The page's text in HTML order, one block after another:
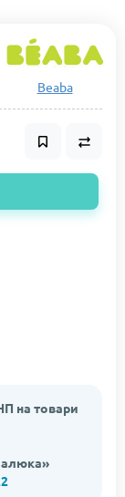
Beaba
на товари